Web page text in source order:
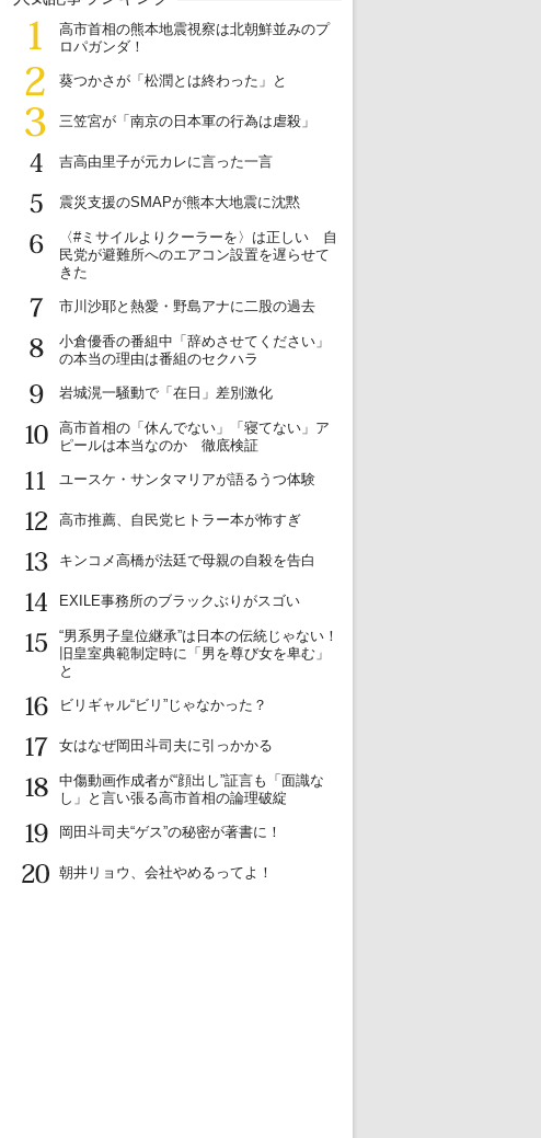
1
高市首相の熊本地震視察は北朝鮮並みのプ
ロパガンダ！
2
葵つかさが「松潤とは終わった」と
3
三笠宮が「南京の日本軍の行為は虐殺」
4
吉高由里子が元カレに言った一言
5
震災支援のSMAPが熊本大地震に沈黙
6
〈#ミサイルよりクーラーを〉は正しい 自
民党が避難所へのエアコン設置を遅らせて
きた
7
市川沙耶と熱愛・野島アナに二股の過去
8
小倉優香の番組中「辞めさせてください」
の本当の理由は番組のセクハラ
9
岩城滉一騒動で「在日」差別激化
10
高市首相の「休んでない」「寝てない」ア
ピールは本当なのか 徹底検証
11
ユースケ・サンタマリアが語るうつ体験
12
高市推薦、自民党ヒトラー本が怖すぎ
13
キンコメ高橋が法廷で母親の自殺を告白
14
EXILE事務所のブラックぶりがスゴい
15
“男系男子皇位継承”は日本の伝統じゃない！
旧皇室典範制定時に「男を尊び女を卑む」
と
16
ビリギャル“ビリ”じゃなかった？
17
女はなぜ岡田斗司夫に引っかかる
18
中傷動画作成者が“顔出し”証言も「面識な
し」と言い張る高市首相の論理破綻
19
岡田斗司夫“ゲス”の秘密が著書に！
20
朝井リョウ、会社やめるってよ！